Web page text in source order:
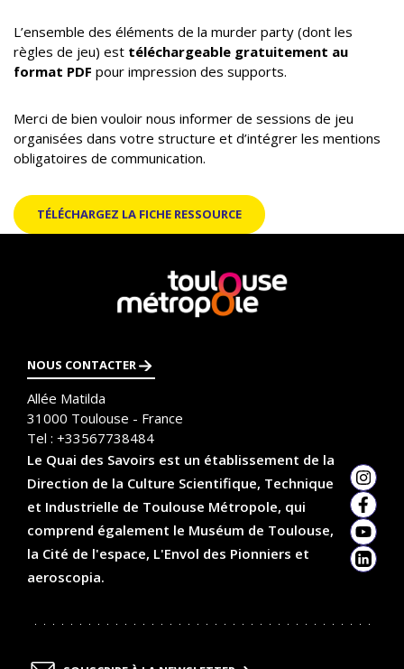
L’ensemble des éléments de la murder party (dont les
règles de jeu) est téléchargeable gratuitement au
format PDF pour impression des supports.
Merci de bien vouloir nous informer de sessions de jeu
organisées dans votre structure et d’intégrer les mentions
obligatoires de communication.
TÉLÉCHARGEZ LA FICHE RESSOURCE
En
savoir
plus
NOUS CONTACTER
Allée Matilda
31000 Toulouse - France
Tel : +33567738484
Le Quai des Savoirs est un établissement de la
Direction de la Culture Scientifique, Technique
et Industrielle de Toulouse Métropole, qui
comprend également le Muséum de Toulouse,
la Cité de l'espace, L'Envol des Pionniers et
aeroscopia.